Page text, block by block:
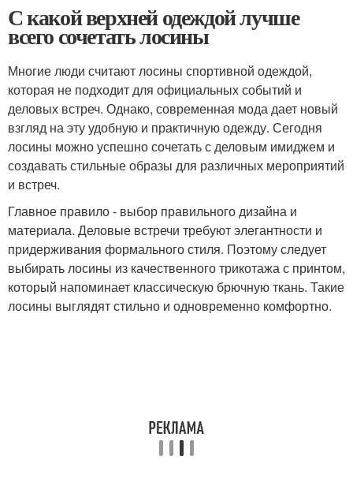
С какой верхней одеждой лучше
всего сочетать лосины
Многие люди считают лосины спортивной одеждой,
которая не подходит для официальных событий и
деловых встреч. Однако, современная мода дает новый
взгляд на эту удобную и практичную одежду. Сегодня
лосины можно успешно сочетать с деловым имиджем и
создавать стильные образы для различных мероприятий
и встреч.
Главное правило - выбор правильного дизайна и
материала. Деловые встречи требуют элегантности и
придерживания формального стиля. Поэтому следует
выбирать лосины из качественного трикотажа с принтом,
который напоминает классическую брючную ткань. Такие
лосины выглядят стильно и одновременно комфортно.